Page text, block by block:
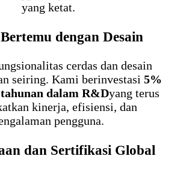
yang ketat.
dengan Desain
cerdas dan desain
seiring. Kami berinvestasi 5%
dalam R&Dyang terus
kinerja, efisiensi, dan
pengguna.
dan Sertifikasi Global